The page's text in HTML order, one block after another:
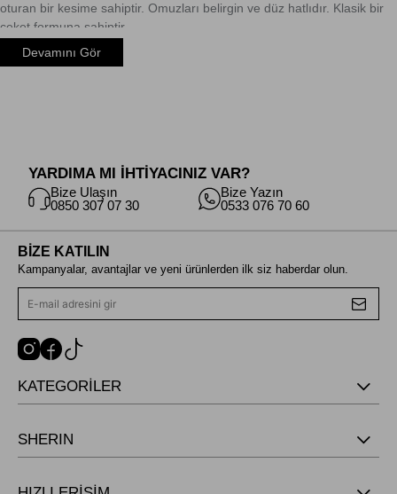
oturan bir kesime sahiptir. Omuzları belirgin ve düz hatlıdır. Klasik bir
ceket formuna sahiptir.
Kumaş: Genellikle yün, keten, pamuk veya sentetik karışımlı kumaşlar
Kol Uzunluğu: Genellikle bileklerin biraz üstünde sonlanan tam boyutlu
kollara sahiptir.
Düğme Detayı: Blazer ceketlerde tek veya çift sıralı düğme detayları
kullanılır. Düğmeler ceketin ön kısmını kapatan ve düzgün bir görünüm
Kombinasyon: Resmi veya yarı resmi etkinliklerde tercih edilir. Ofis
Elbiselerin üzerine veya bluzlarla kombinlenerek kullanılabilir.
Kesim ve Şekil: Kot ceketler daha rahat ve gevşek bir kesime sahiptir.
dayanıklı ve rahattır.
Devamını Gör
YARDIMA MI İHTİYACINIZ VAR?
Bize Ulaşın
0850 307 07 30
Bize Yazın
0533 076 70 60
BİZE KATILIN
Kampanyalar, avantajlar ve yeni ürünlerden ilk siz haberdar olun.
KATEGORİLER
SHERIN